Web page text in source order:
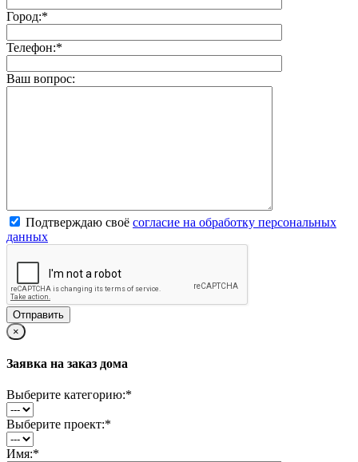
Город:*
Телефон:*
Ваш вопрос:
Подтверждаю своё согласие на обработку персональных
данных
×
Заявка на заказ дома
Выберите категорию:*
Выберите проект:*
Имя:*